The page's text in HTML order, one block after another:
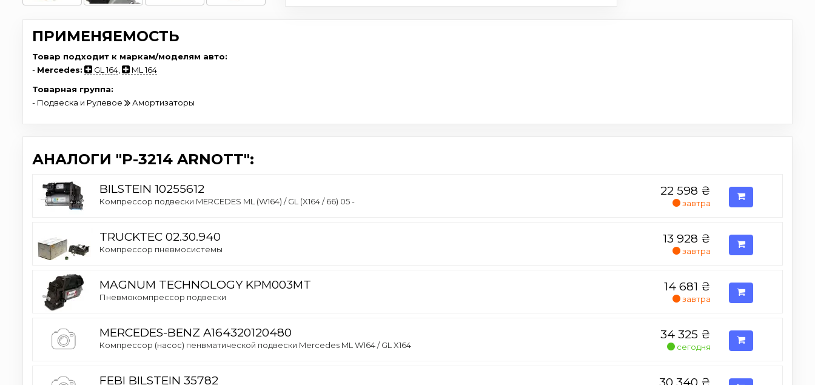
ПРИМЕНЯЕМОСТЬ
Товар подходит к маркам/моделям авто:
- Mercedes: GL 164
ML 164
Товарная группа:
- Подвеска и Рулевое
Амортизаторы
АНАЛОГИ "P-3214 ARNOTT":
BILSTEIN 10255612
Компрессор подвески MERCEDES ML (W164) / GL (X164 / 66) 05 -
22 598 ₴
завтра
TRUCKTEC 02.30.940
Компрессор пневмосистемы
13 928 ₴
завтра
MAGNUM TECHNOLOGY KPM003MT
Пневмокомпрессор подвески
14 681 ₴
завтра
MERCEDES-BENZ A164320120480
Компрессор (насос) пенвматической подвески Mercedes ML W164 / GL X164
34 325 ₴
сегодня
FEBI BILSTEIN 35782